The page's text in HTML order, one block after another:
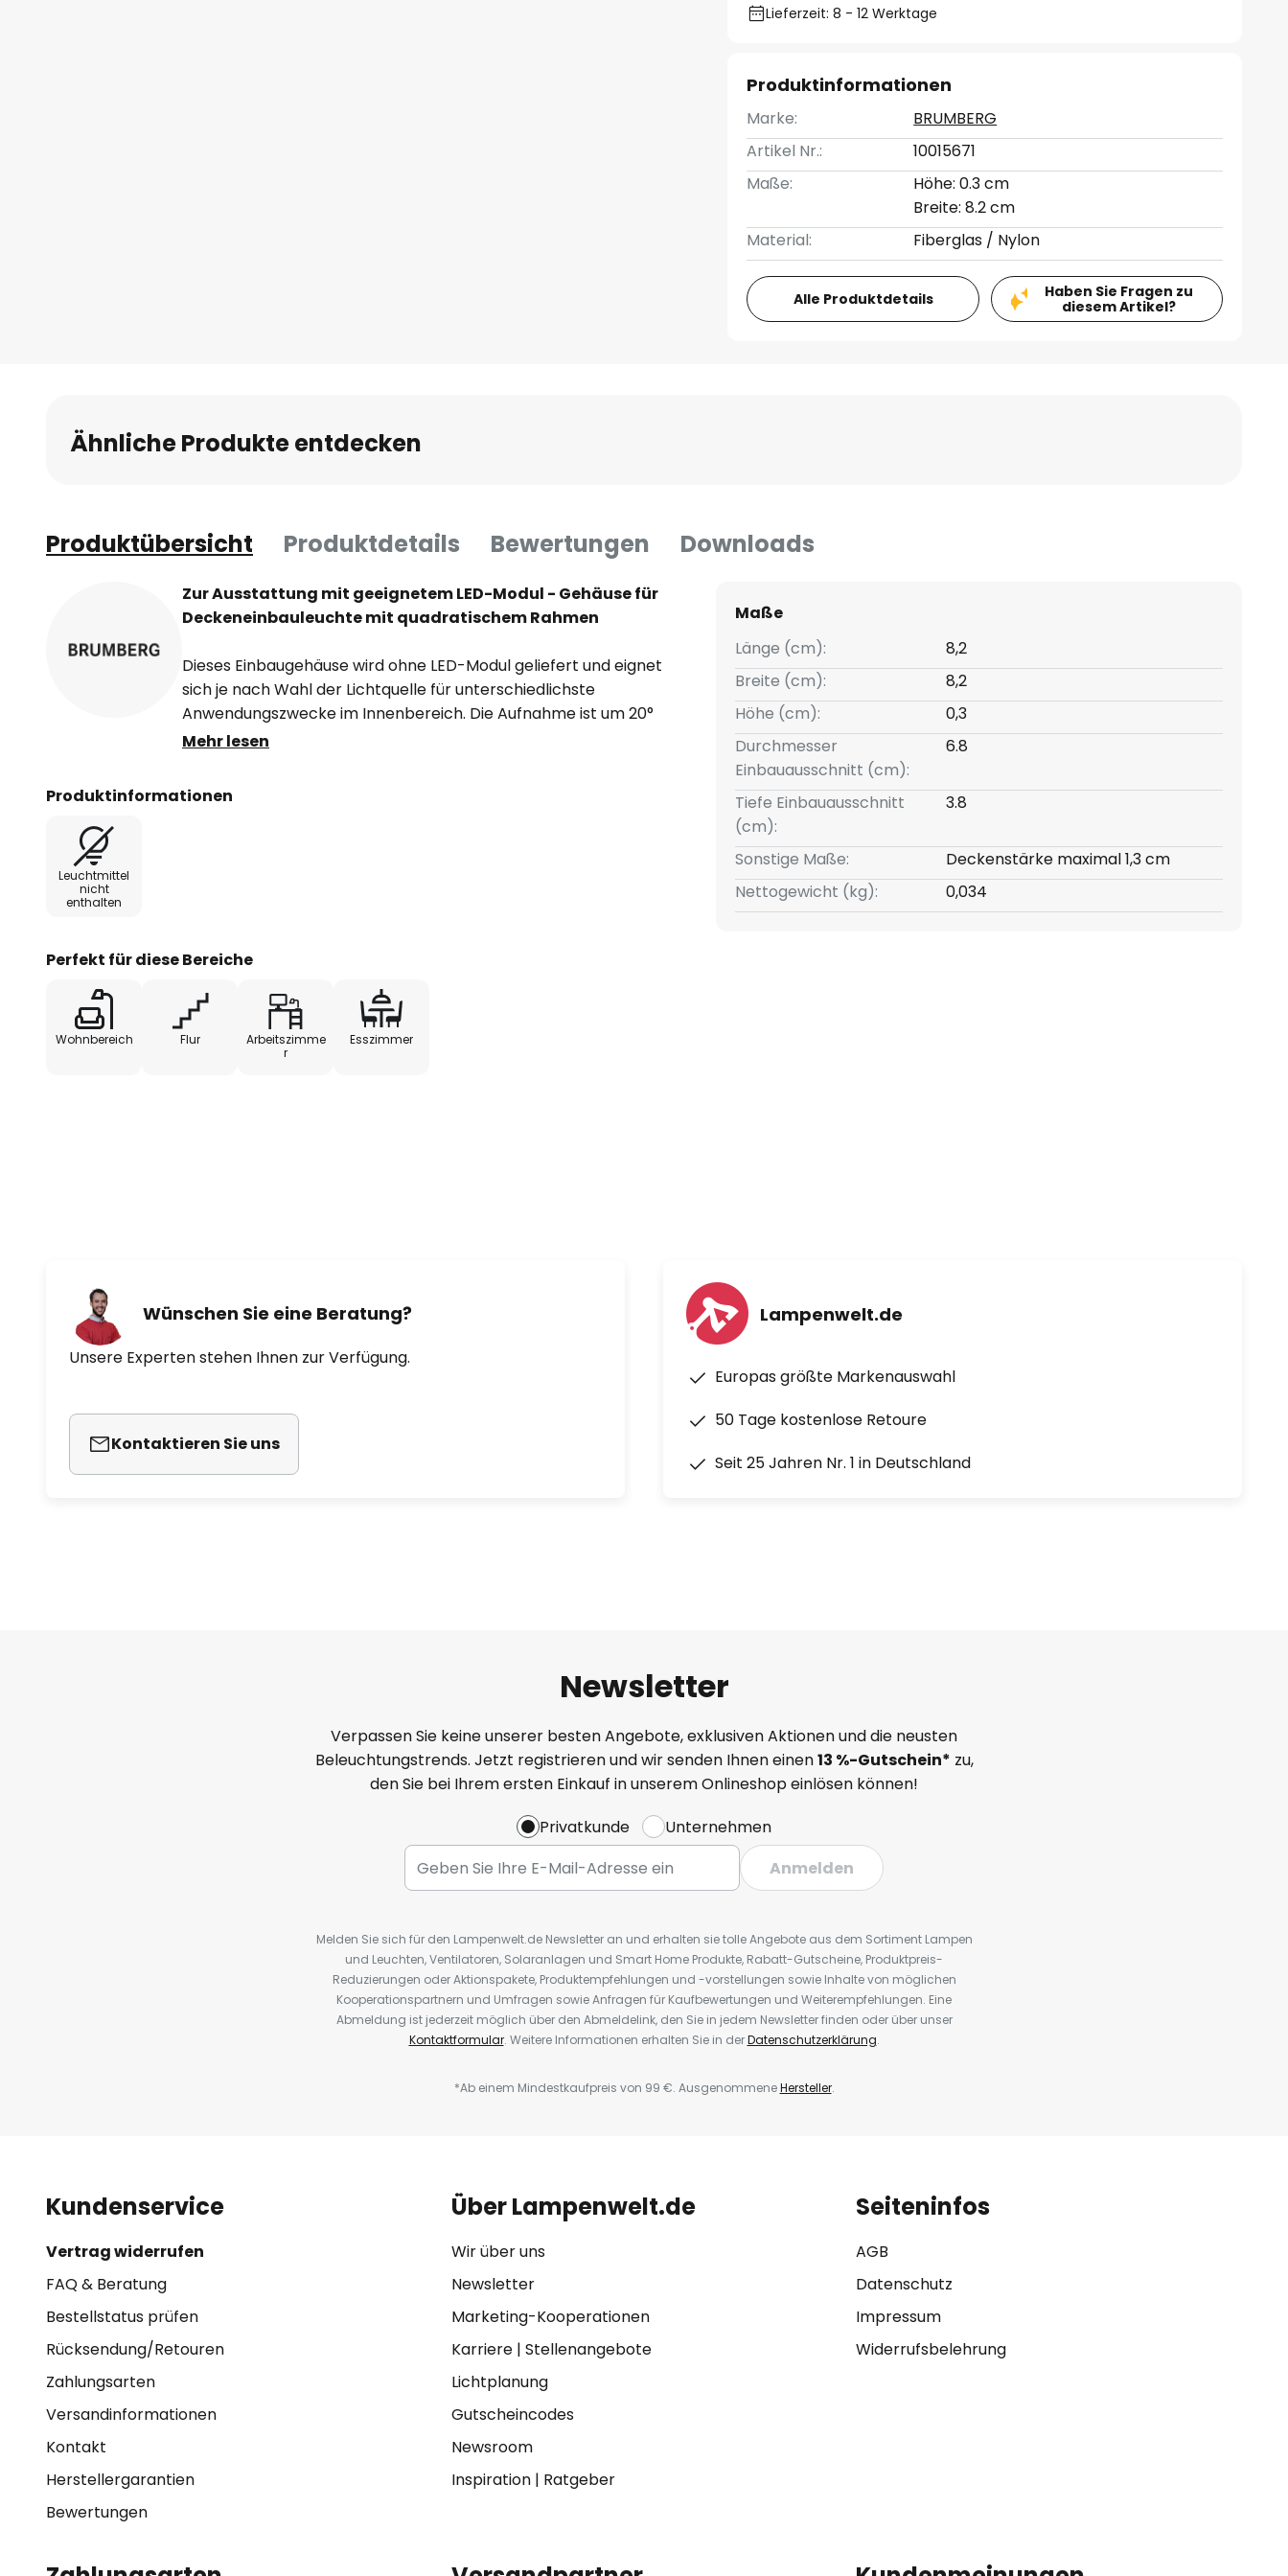
Lieferzeit: 8 - 12 Werktage
Produktinformationen
Marke:
BRUMBERG
Artikel Nr.:
10015671
Maße:
Höhe: 0.3 cm
Breite: 8.2 cm
Material:
Fiberglas / Nylon
Alle Produktdetails
Haben Sie Fragen zu
diesem Artikel?
Ähnliche Produkte entdecken
Produktübersicht Produktdetails Bewertungen Downloads
Zur Ausstattung mit geeignetem LED-Modul - Gehäuse für
Deckeneinbauleuchte mit quadratischem Rahmen
Dieses Einbaugehäuse wird ohne LED-Modul geliefert und eignet
sich je nach Wahl der Lichtquelle für unterschiedlichste
Anwendungszwecke im Innenbereich. Die Aufnahme ist um 20°
rundum schwenkbar. Federn zur werkzeuglosen Montage in der
Unternehmen BRUMBERG neue Maßstäbe für nachhaltige
Mehr lesen
Produktinformationen
Leuchtmittel
nicht
enthalten
Perfekt für diese Bereiche
Wohnbereich Flur
Arbeitszimme
r
Esszimmer
Maße
Länge (cm):
8,2
Breite (cm):
8,2
Höhe (cm):
0,3
Durchmesser
Einbauausschnitt (cm):
6.8
Tiefe Einbauausschnitt
(cm):
3.8
Sonstige Maße:
Deckenstärke maximal 1,3 cm
Nettogewicht (kg):
0,034
Wünschen Sie eine Beratung?
Unsere Experten stehen Ihnen zur Verfügung.
Kontaktieren Sie uns
Lampenwelt.de
Europas größte Markenauswahl
50 Tage kostenlose Retoure
Seit 25 Jahren Nr. 1 in Deutschland
Newsletter
Verpassen Sie keine unserer besten Angebote, exklusiven Aktionen und die neusten
Beleuchtungstrends. Jetzt registrieren und wir senden Ihnen einen13 %-Gutschein* zu,
den Sie bei Ihrem ersten Einkauf in unserem Onlineshop einlösen können!
Privatkunde
Unternehmen
Anmelden
Melden Sie sich für den Lampenwelt.de Newsletter an und erhalten sie tolle Angebote aus dem Sortiment Lampen
und Leuchten, Ventilatoren, Solaranlagen und Smart Home Produkte, Rabatt-Gutscheine, Produktpreis-
Reduzierungen oder Aktionspakete, Produktempfehlungen und -vorstellungen sowie Inhalte von möglichen
Kooperationspartnern und Umfragen sowie Anfragen für Kaufbewertungen und Weiterempfehlungen. Eine
Abmeldung ist jederzeit möglich über den Abmeldelink, den Sie in jedem Newsletter finden oder über unser
Kontaktformular. Weitere Informationen erhalten Sie in derDatenschutzerklärung.
*Ab einem Mindestkaufpreis von 99 €. AusgenommeneHersteller.
Kundenservice
Vertrag widerrufen
FAQ & Beratung
Bestellstatus prüfen
Rücksendung/Retouren
Zahlungsarten
Versandinformationen
Kontakt
Herstellergarantien
Bewertungen
Über Lampenwelt.de
Wir über uns
Newsletter
Marketing-Kooperationen
Karriere| Stellenangebote
Lichtplanung
Gutscheincodes
Newsroom
Inspiration| Ratgeber
Seiteninfos
AGB
Datenschutz
Impressum
Widerrufsbelehrung